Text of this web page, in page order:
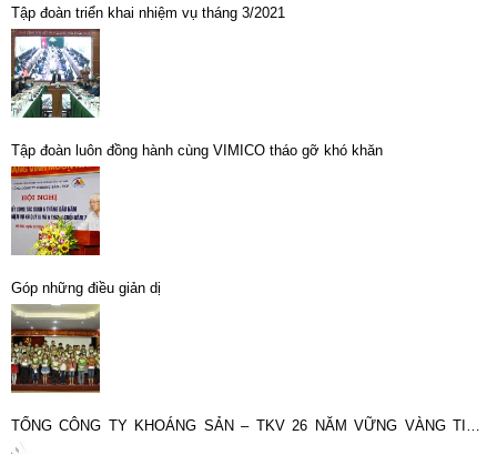
Tập đoàn triển khai nhiệm vụ tháng 3/2021
Tập đoàn luôn đồng hành cùng VIMICO tháo gỡ khó khăn
Góp những điều giản dị
TỔNG CÔNG TY KHOÁNG SẢN – TKV 26 NĂM VỮNG VÀNG TIẾN
BƯỚC